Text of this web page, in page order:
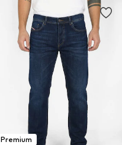
Premium